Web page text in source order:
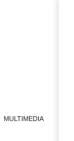
MULTIMEDIA